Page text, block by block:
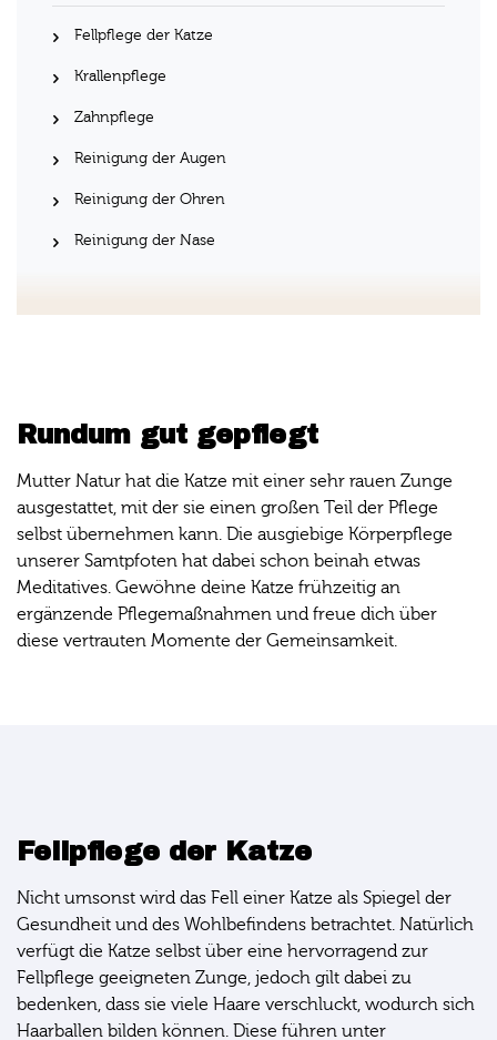
Fellpflege der Katze
Krallenpflege
Zahnpflege
Reinigung der Augen
Reinigung der Ohren
Reinigung der Nase
Rundum gut gepflegt
Mutter Natur hat die Katze mit einer sehr rauen Zunge
ausgestattet, mit der sie einen großen Teil der Pflege
selbst übernehmen kann. Die ausgiebige Körperpflege
unserer Samtpfoten hat dabei schon beinah etwas
Meditatives. Gewöhne deine Katze frühzeitig an
ergänzende Pflegemaßnahmen und freue dich über
diese vertrauten Momente der Gemeinsamkeit.
Fellpflege der Katze
Nicht umsonst wird das Fell einer Katze als Spiegel der
Gesundheit und des Wohlbefindens betrachtet. Natürlich
verfügt die Katze selbst über eine hervorragend zur
Fellpflege geeigneten Zunge, jedoch gilt dabei zu
bedenken, dass sie viele Haare verschluckt, wodurch sich
Haarballen bilden können. Diese führen unter